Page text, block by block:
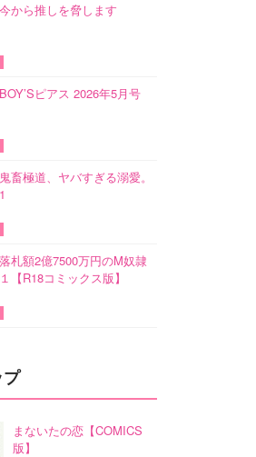
今から推しを脅します
BOY’Sピアス 2026年5月号
鬼畜極道、ヤバすぎる溺愛。
1
落札額2億7500万円のM奴隷
１【R18コミックス版】
まないたの恋【COMICS
版】